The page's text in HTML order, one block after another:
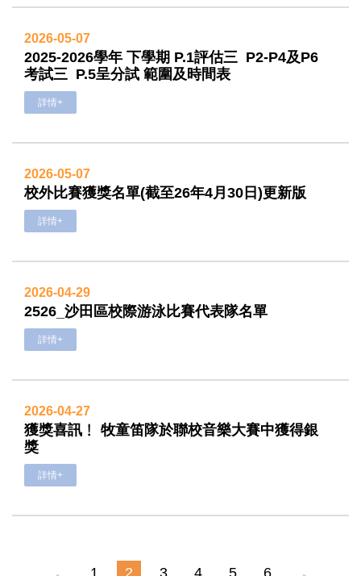
2026-05-07
2025-2026學年 下學期 P.1評估三 P2-P4及P6
考試三 P.5呈分試 範圍及時間表
詳情+
2026-05-07
校外比賽獲獎名單(截至26年4月30日)更新版
詳情+
2026-04-29
2526_沙田區校際游泳比賽代表隊名單
詳情+
2026-04-27
獲獎喜訊﹗ 牧童笛隊於聯校音樂大賽中獲得銀
獎
詳情+
1 2 3 4 5 6